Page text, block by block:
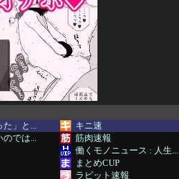
た」と...
キニ速
では...
筋肉速報
働くモノニュース : 人生...
まとめCUP
ラビット速報